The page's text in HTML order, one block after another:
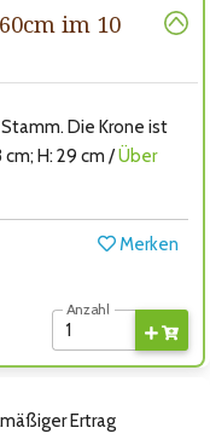
im 10
Die Krone ist
H: 29 cm /Über
Merken
Anzahl
Ertrag